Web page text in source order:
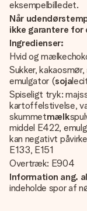
eksempelbilledet.
Når
ikke garantere
Ingredienser:
Hvid og
Sukker, kakaosmør,
emulgator (soja
Spiseligt tryk:
kartoffelstivelse,
skummetmælk
middel E422,
kan negativt
E133, E151
Overtræk: E904
Information ang.
indeholde spor af